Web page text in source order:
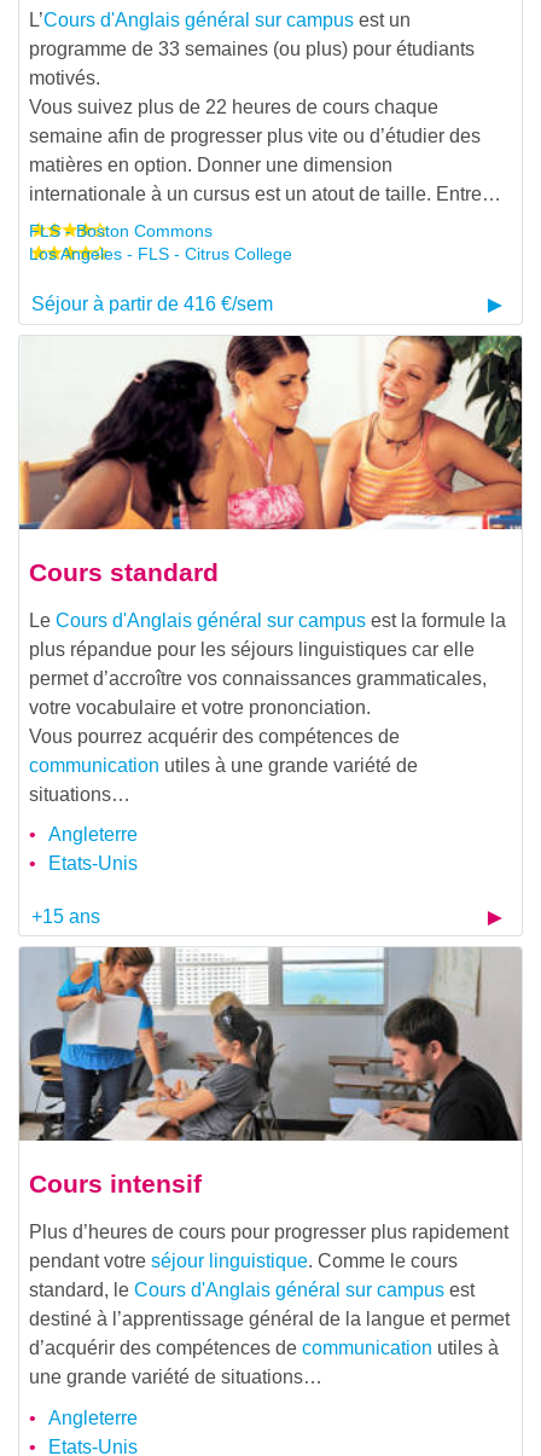
L’Cours d'Anglais général sur campus est un
programme de 33 semaines (ou plus) pour étudiants
motivés.
Vous suivez plus de 22 heures de cours chaque
semaine afin de progresser plus vite ou d’étudier des
matières en option. Donner une dimension
internationale à un cursus est un atout de taille. Entre…
FLS - Boston Commons
Los Angeles - FLS - Citrus College
Séjour à partir de 416 €/sem
Cours standard
Le Cours d'Anglais général sur campus est la formule la
plus répandue pour les séjours linguistiques car elle
permet d’accroître vos connaissances grammaticales,
votre vocabulaire et votre prononciation.
Vous pourrez acquérir des compétences de
communication utiles à une grande variété de
situations…
Angleterre
Etats-Unis
+15 ans
Cours intensif
Plus d’heures de cours pour progresser plus rapidement
pendant votre séjour linguistique. Comme le cours
standard, le Cours d'Anglais général sur campus est
destiné à l’apprentissage général de la langue et permet
d’acquérir des compétences de communication utiles à
une grande variété de situations…
Angleterre
Etats-Unis